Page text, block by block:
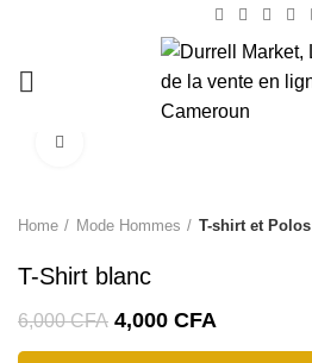
Home Mode Hommes T-shirt et Polos
T-Shirt blanc
6,000CFA 4,000 CFA